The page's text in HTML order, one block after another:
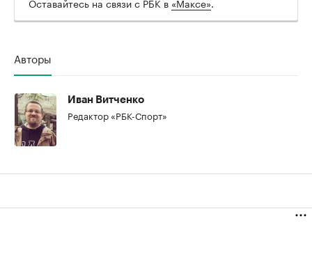
Авторы
Иван Витченко
Редактор «РБК-Спорт»